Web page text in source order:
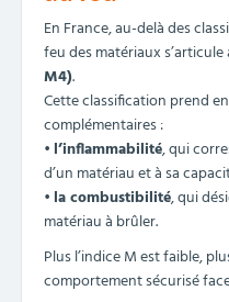
En France, au-delà des
feu des matériaux
M4).
Cette classification prend
complémentaires :
• l’inflammabilité, qui
d’un matériau et à sa
• la combustibilité, qui
matériau à brûler.
Plus l’indice M est faible,
comportement sécurisé